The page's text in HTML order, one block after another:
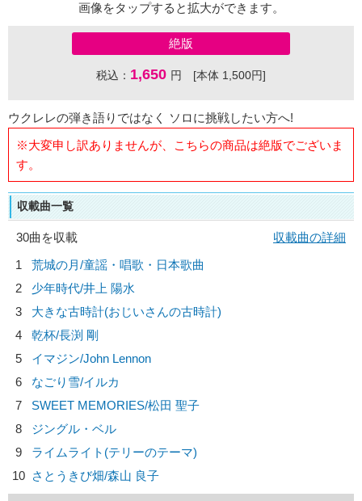
画像をタップすると拡大ができます。
絶版
税込： 1,650 円 [本体 1,500円]
ウクレレの弾き語りではなく ソロに挑戦したい方へ!
※大変申し訳ありませんが、こちらの商品は絶版でございま
す。
収載曲一覧
30曲を収載
収載曲の詳細
1
荒城の月/童謡・唱歌・日本歌曲
2
少年時代/井上 陽水
3
大きな古時計(おじいさんの古時計)
4
乾杯/長渕 剛
5
イマジン/John Lennon
6
なごり雪/イルカ
7
SWEET MEMORIES/松田 聖子
8
ジングル・ベル
9
ライムライト(テリーのテーマ)
10 さとうきび畑/森山 良子